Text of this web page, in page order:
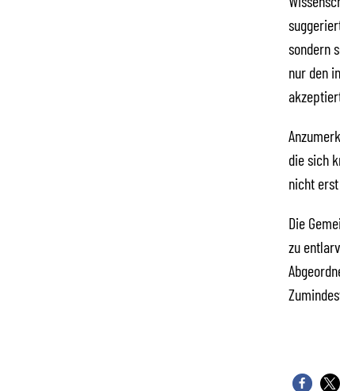
sondern
nur den
die sich
nicht
Die
zu